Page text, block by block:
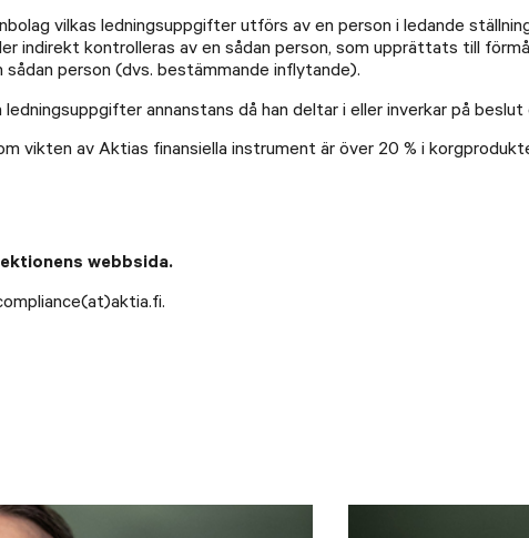
vilkas ledningsuppgifter utförs av en person i ledande
indirekt kontrolleras av en sådan person, som upprättats till
person (dvs. bestämmande inflytande).
annanstans då han deltar i eller inverkar på
vikten av Aktias finansiella instrument är över 20 % i
webbsida.